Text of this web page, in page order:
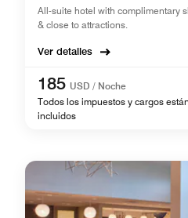
All-suite hotel with complimentary
& close to attractions.
Ver detalles
185 USD / Noche
Todos los impuestos y cargos están
incluidos